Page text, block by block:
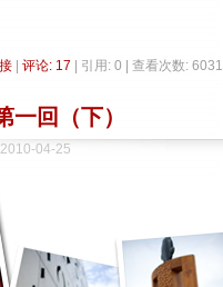
| 评论: 17 | 引用: 0 | 查看次数: 6031
一回（下）
04-25